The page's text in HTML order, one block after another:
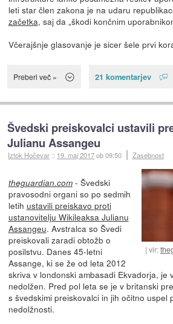
leti star člen zakona je na udaru
začetka, saj da „škodi končnim
Včerajšnje glasovanje je sicer šele prvi
Preberi več » 21 komentarjev
Švedski preiskovalci ustavili
Julianu Assangeu
Iztok Hočevar :: 19. maj 2017ob 09:50 Zasebnost
vir:
theguardian.com- Švedski
pravosodni organi so po sedmih
letih ustavili preiskavo proti
ustanovitelju Wikileaksa Julianu
Assangeu. Avstralca so Švedi
preiskovali zaradi obtožb o
posilstvu. Danes 45-letni
Assange, ki se že od leta 2012
skriva v londonski ambasadi Ekvadorja, je
nedolžen. Pred pol leta se je v britanski
s švedskimi preiskovalci in jih očitno uspel
nedolžnosti.